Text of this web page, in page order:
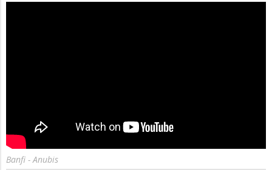
Banfi - Anubis